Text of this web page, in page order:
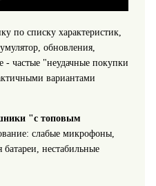
по списку характеристик,
обновления,
частые "неудачные покупки
вариантами
"с топовым
слабые микрофоны,
батареи, нестабильные